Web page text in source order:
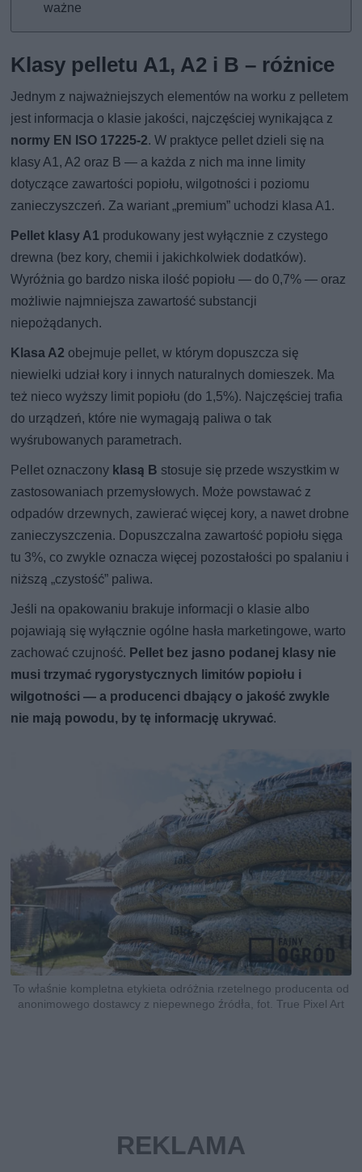
ważne
Klasy pelletu A1, A2 i B – różnice
Jednym z najważniejszych elementów na worku z pelletem
jest informacja o klasie jakości, najczęściej wynikająca z
normy EN ISO 17225-2. W praktyce pellet dzieli się na
klasy A1, A2 oraz B — a każda z nich ma inne limity
dotyczące zawartości popiołu, wilgotności i poziomu
zanieczyszczeń. Za wariant „premium” uchodzi klasa A1.
Pellet klasy A1 produkowany jest wyłącznie z czystego
drewna (bez kory, chemii i jakichkolwiek dodatków).
Wyróżnia go bardzo niska ilość popiołu — do 0,7% — oraz
możliwie najmniejsza zawartość substancji
niepożądanych.
Klasa A2 obejmuje pellet, w którym dopuszcza się
niewielki udział kory i innych naturalnych domieszek. Ma
też nieco wyższy limit popiołu (do 1,5%). Najczęściej trafia
do urządzeń, które nie wymagają paliwa o tak
wyśrubowanych parametrach.
Pellet oznaczony klasą B stosuje się przede wszystkim w
zastosowaniach przemysłowych. Może powstawać z
odpadów drzewnych, zawierać więcej kory, a nawet drobne
zanieczyszczenia. Dopuszczalna zawartość popiołu sięga
tu 3%, co zwykle oznacza więcej pozostałości po spalaniu i
niższą „czystość” paliwa.
Jeśli na opakowaniu brakuje informacji o klasie albo
pojawiają się wyłącznie ogólne hasła marketingowe, warto
zachować czujność. Pellet bez jasno podanej klasy nie
musi trzymać rygorystycznych limitów popiołu i
wilgotności — a producenci dbający o jakość zwykle
nie mają powodu, by tę informację ukrywać.
To właśnie kompletna etykieta odróżnia rzetelnego producenta od
anonimowego dostawcy z niepewnego źródła, fot. True Pixel Art